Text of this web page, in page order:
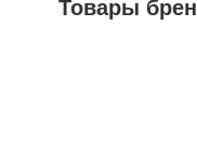
Товары